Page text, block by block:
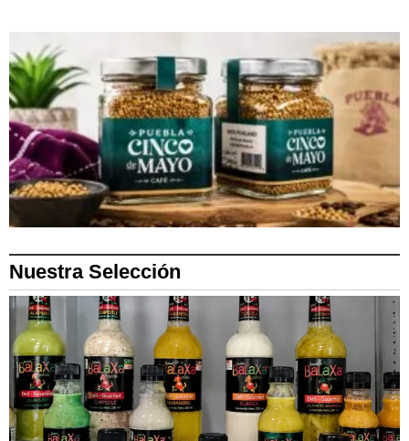
Nuestra Selección